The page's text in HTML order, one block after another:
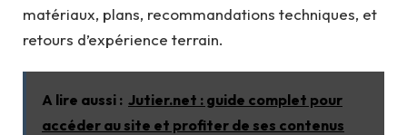
matériaux, plans, recommandations techniques, et
retours d’expérience terrain.
A lire aussi : Jutier.net : guide complet pour
accéder au site et profiter de ses contenus